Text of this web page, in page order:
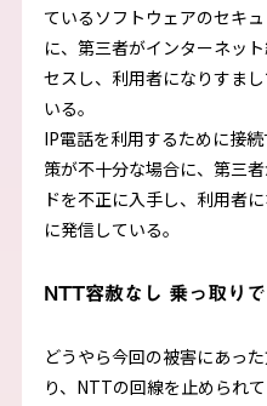
ているソフトウェアのセキ
に、第三者がインターネッ
セスし、利用者になりすま
いる。
IP電話を利用するために接
策が不十分な場合に、第三
ドを不正に入手し、利用者
に発信している。
NTT容赦なし 乗っ取り
どうやら今回の被害にあっ
り、NTTの回線を止められて